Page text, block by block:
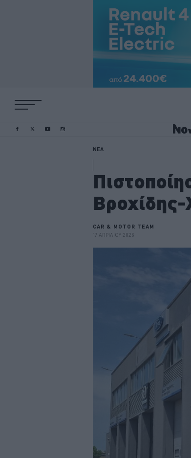
ΝΕΑ
Βροχίδης-
CAR & MOTOR TEAM
17 ΑΠΡΙΛΙΟΥ 2026